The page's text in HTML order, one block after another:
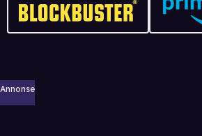
Annonse